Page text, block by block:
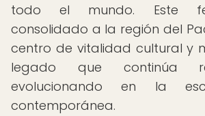
todo el mundo. Este
consolidado a la región del
centro de vitalidad cultural y
legado que continúa
evolucionando en la
contemporánea.